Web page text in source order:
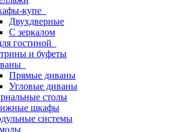
купе
Двухдверные
С зеркалом
гостиной
и буфеты
Прямые диваны
Угловые диваны
столы
шкафы
системы